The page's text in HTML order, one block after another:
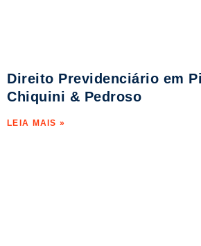
Direito Previdenciário em
Chiquini & Pedroso
LEIA MAIS »